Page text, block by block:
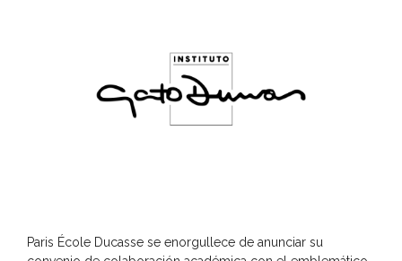
Paris École Ducasse se enorgullece de anunciar su